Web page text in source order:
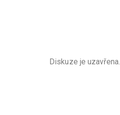
Diskuze je uzavřena.